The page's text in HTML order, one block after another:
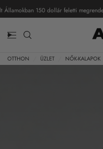
150 dollár feletti
OTTHON ÜZLET NŐK-KALAPOK